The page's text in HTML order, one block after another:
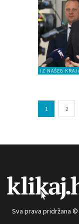
IZ NAŠEG
1 2
Sva prava pridržana ©